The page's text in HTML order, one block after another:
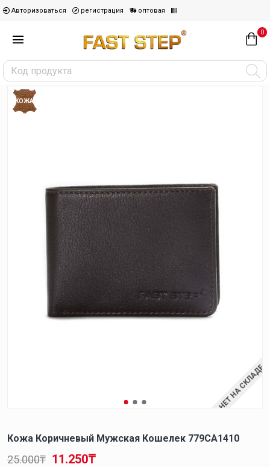
Авторизоваться регистрация оптовая
0
НЕТ НА СКЛАДЕ
КОЖА
Кожа Коричневый Мужская Кошелек 779CA1410
11.250₸
25.000₸